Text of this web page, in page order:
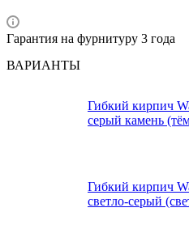
Гарантия на фурнитуру 3 года
ВАРИАНТЫ
Гибкий кирпич
серый камень
Гибкий кирпич
светло-серый